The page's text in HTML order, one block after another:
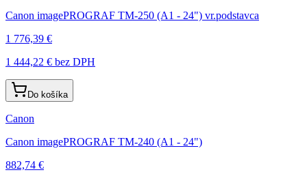
Canon imagePROGRAF TM-250 (A1 - 24") vr.podstavca
1 776,39 €
1 444,22 € bez DPH
Do košíka
Canon
Canon imagePROGRAF TM-240 (A1 - 24")
882,74 €